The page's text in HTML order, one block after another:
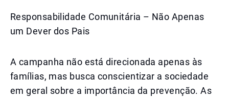
Responsabilidade Comunitária – Não Apenas
um Dever dos Pais
A campanha não está direcionada apenas às
famílias, mas busca conscientizar a sociedade
em geral sobre a importância da prevenção. As